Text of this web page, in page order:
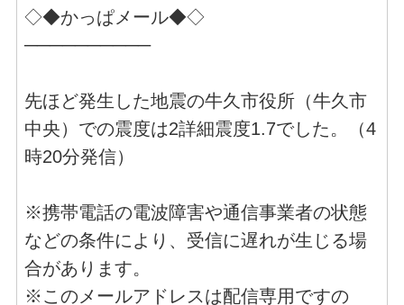
◇◆かっぱメール◆◇
──────────
先ほど発生した地震の牛久市役所（牛久市
中央）での震度は2詳細震度1.7でした。（4
時20分発信）
※携帯電話の電波障害や通信事業者の状態
などの条件により、受信に遅れが生じる場
合があります。
※このメールアドレスは配信専用ですの